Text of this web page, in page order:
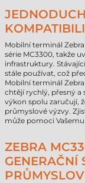
Mobilní terminál
série MC3300, takže
infrastruktury.
stále používat, což
Mobilní terminál
chtějí rychlý, přesný a
výkon spolu zaručují,
průmyslové výzvy.
může pomoci
ZEBRA
GENERAČNÍ